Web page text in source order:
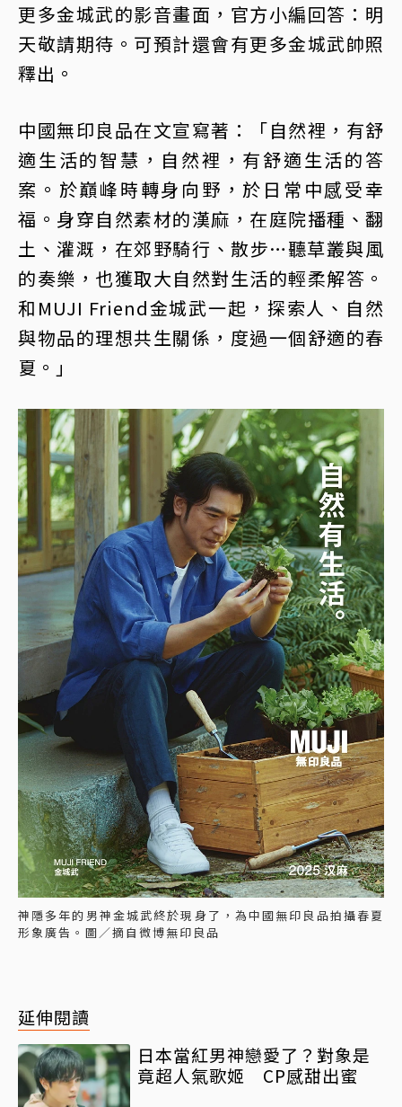
更多金城武的影音畫面，官方小編回答：明
天敬請期待。可預計還會有更多金城武帥照
釋出。
中國無印良品在文宣寫著：「自然裡，有舒
適生活的智慧，自然裡，有舒適生活的答
案。於巔峰時轉身向野，於日常中感受幸
福。身穿自然素材的漢麻，在庭院播種、翻
土、灌溉，在郊野騎行、散步…聽草叢與風
的奏樂，也獲取大自然對生活的輕柔解答。
和MUJI Friend金城武一起，探索人、自然
與物品的理想共生關係，度過一個舒適的春
夏。」
神隱多年的男神金城武終於現身了，為中國無印良品拍攝春夏
形象廣告。圖／摘自微博無印良品
延伸閱讀
日本當紅男神戀愛了？對象是
竟超人氣歌姬 CP感甜出蜜